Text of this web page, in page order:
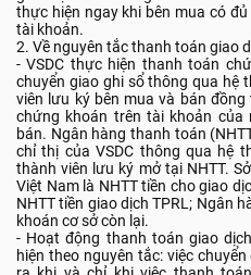
thực hiện ngay khi bên mua có
tài khoản.
2. Về nguyên tắc thanh toán giao
- VSDC thực hiện thanh toán
chuyển giao ghi sổ thông qua hệ
viên lưu ký bên mua và bán
chứng khoán trên tài khoản
bán. Ngân hàng thanh toán
chỉ thị của VSDC thông qua hệ
thành viên lưu ký mở tại NHTT.
Việt Nam là NHTT tiền cho giao
NHTT tiền giao dịch TPRL; Ngân
khoán cơ sở còn lại.
- Hoạt động thanh toán giao
hiện theo nguyên tắc: việc